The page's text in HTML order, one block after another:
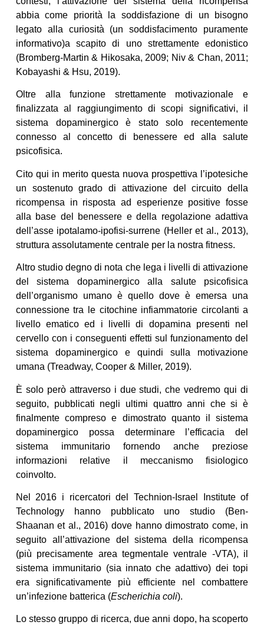
abbia come priorità la soddisfazione di un bisogno
legato alla curiosità (un soddisfacimento puramente
informativo)a scapito di uno strettamente edonistico
(Bromberg-Martin & Hikosaka, 2009; Niv & Chan, 2011;
Kobayashi & Hsu, 2019).
Oltre alla funzione strettamente motivazionale e
finalizzata al raggiungimento di scopi significativi, il
sistema dopaminergico è stato solo recentemente
connesso al concetto di benessere ed alla salute
psicofisica.
Cito qui in merito questa nuova prospettiva l’ipotesiche
un sostenuto grado di attivazione del circuito della
ricompensa in risposta ad esperienze positive fosse
alla base del benessere e della regolazione adattiva
dell’asse ipotalamo-ipofisi-surrene (Heller et al., 2013),
struttura assolutamente centrale per la nostra fitness.
Altro studio degno di nota che lega i livelli di attivazione
del sistema dopaminergico alla salute psicofisica
dell’organismo umano è quello dove è emersa una
connessione tra le citochine infiammatorie circolanti a
livello ematico ed i livelli di dopamina presenti nel
cervello con i conseguenti effetti sul funzionamento del
sistema dopaminergico e quindi sulla motivazione
umana (Treadway, Cooper & Miller, 2019).
È solo però attraverso i due studi, che vedremo qui di
seguito, pubblicati negli ultimi quattro anni che si è
finalmente compreso e dimostrato quanto il sistema
dopaminergico possa determinare l’efficacia del
sistema immunitario fornendo anche preziose
informazioni relative il meccanismo fisiologico
coinvolto.
Nel 2016 i ricercatori del Technion-Israel Institute of
Technology hanno pubblicato uno studio (Ben-
Shaanan et al., 2016) dove hanno dimostrato come, in
seguito all’attivazione del sistema della ricompensa
(più precisamente area tegmentale ventrale -VTA), il
sistema immunitario (sia innato che adattivo) dei topi
era significativamente più efficiente nel combattere
un’infezione batterica (Escherichia coli).
Lo stesso gruppo di ricerca, due anni dopo, ha scoperto